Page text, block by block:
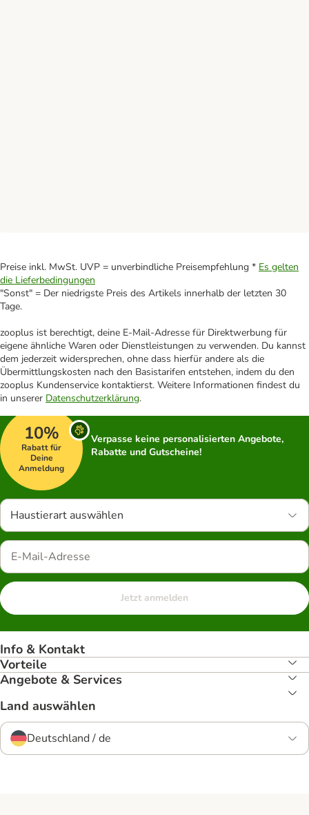
Preise inkl. MwSt. UVP = unverbindliche Preisempfehlung * Es gelten
die Lieferbedingungen
"Sonst" = Der niedrigste Preis des Artikels innerhalb der letzten 30
Tage.
zooplus ist berechtigt, deine E-Mail-Adresse für Direktwerbung für
eigene ähnliche Waren oder Dienstleistungen zu verwenden. Du kannst
dem jederzeit widersprechen, ohne dass hierfür andere als die
Übermittlungskosten nach den Basistarifen entstehen, indem du den
zooplus Kundenservice kontaktierst. Weitere Informationen findest du
in unserer Datenschutzerklärung.
10%
Rabatt für
Deine
Anmeldung
Verpasse keine personalisierten Angebote,
Rabatte und Gutscheine!
Haustierart auswählen
Jetzt anmelden
Info & Kontakt
Vorteile
Angebote & Services
Land auswählen
Deutschland / de